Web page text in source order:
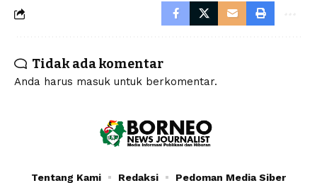
Tidak ada komentar
Anda harus masuk untuk berkomentar.
Tentang Kami Redaksi Pedoman Media Siber